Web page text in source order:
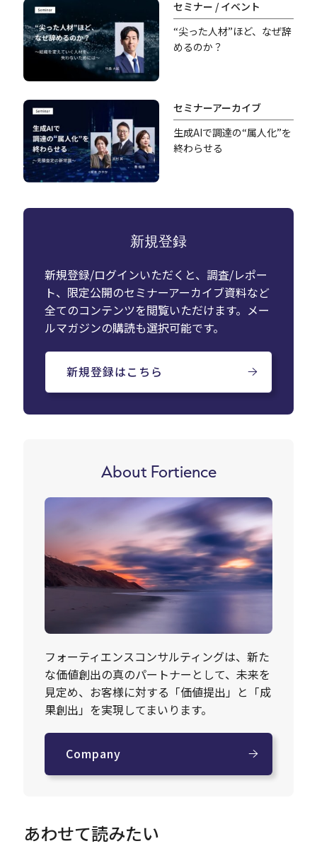
セミナー / イベント
“尖った人材”ほど、なぜ辞
めるのか？
セミナーアーカイブ
生成AIで調達の“属人化”を
終わらせる
新規登録
新規登録/ログインいただくと、調査/レポー
ト、限定公開のセミナーアーカイブ資料など
全てのコンテンツを閲覧いただけます。メー
ルマガジンの購読も選択可能です。
新規登録はこちら
About Fortience
フォーティエンスコンサルティングは、新た
な価値創出の真のパートナーとして、未来を
見定め、お客様に対する「価値提出」と「成
果創出」を実現してまいります。
Company
あわせて読みたい